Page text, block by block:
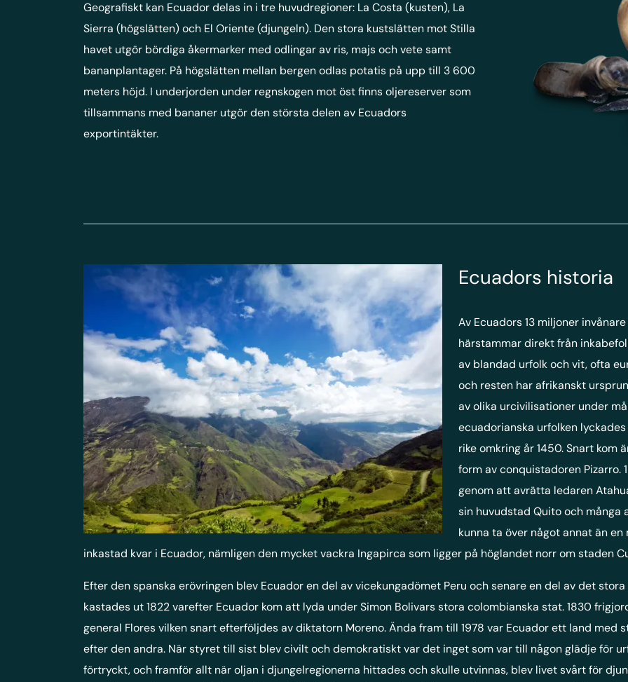
Geografiskt kan Ecuador delas in i tre huvudregioner: La Costa (kusten), La
Sierra (högslätten) och El Oriente (djungeln). Den stora kustslätten mot Stilla
havet utgör bördiga åkermarker med odlingar av ris, majs och vete samt
bananplantager. På högslätten mellan bergen odlas potatis på upp till 3 600
meters höjd. I underjorden under regnskogen mot öst finns oljereserver som
tillsammans med bananer utgör den största delen av Ecuadors
exportintäkter.
Ecuadors historia
Av Ecuadors 13 miljoner
härstammar direkt från
av blandad urfolk och vit, ofta
och resten har afrikanskt
av olika urcivilisationer under
ecuadorianska urfolken
rike omkring år 1450. Snart kom
form av conquistadoren Pizarro.
genom att avrätta ledaren
sin huvudstad Quito och
kunna ta över något annat än
inkastad kvar i Ecuador, nämligen den mycket vackra Ingapirca som ligger på höglandet norr om staden
Efter den spanska erövringen blev Ecuador en del av vicekungadömet Peru och senare en del av det
kastades ut 1822 varefter Ecuador kom att lyda under Simon Bolivars stora colombianska stat. 1830
general Flores vilken snart efterföljdes av diktatorn Moreno. Ända fram till 1978 var Ecuador ett land med
efter den andra. När styret till sist blev civilt och demokratiskt var det inget som var till någon glädje för
förtryckt, och framför allt när oljan i djungelregionerna hittades och skulle utvinnas, blev livet svårt för